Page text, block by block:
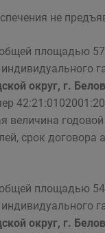
не
общей площадью
округ, г.
величина
срок договора
общей площадью
округ, г.